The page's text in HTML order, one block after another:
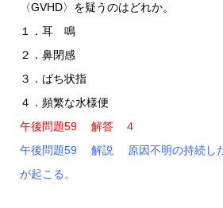
〈GVHD〉を疑うのはどれか。
１．耳 鳴
２．鼻閉感
３．ばち状指
４．頻繁な水様便
午後問題59 解答 ４
午後問題59 解説 原因不明の持続し
が起こる。